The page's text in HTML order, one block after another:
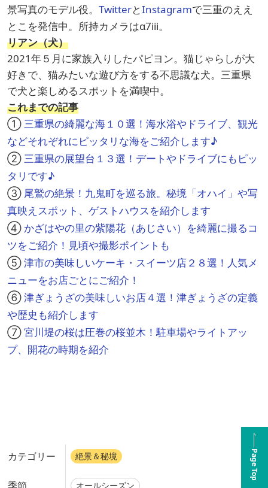
景写真のモデル役。 TwitterとInstagramで三重のええ
とこを発信中。所持カメラはα7iii。
リアン（犬）
2021年５月に家族入りしたパピヨン。猫じゃらしが大
好きで、猫みたいな遊び方をする不思議な犬。三重県
で犬と楽しめるスポットを満喫中。
これまでの記事
①三重県の綺麗な海１０選！海水浴やドライブ、観光
などそれぞれにピッタリな海をご紹介します♪
②三重県の展望台１３選！デートやドライブにもピッ
タリです♪
③ 尾鷲の絶景！九鬼町を巡る旅。秘境「オハイ」や写
真映えスポット、ゲストハウスを紹介します
④ かざはやの里の紫陽花（あじさい）を綺麗に撮るコ
ツをご紹介！見頃や撮影ポイントも
⑤津市の美味しいケーキ・スイーツ店２８選！人気メ
ニューをお店ごとにご紹介！
⑥津ぎょうざの美味しいお店４選！津ぎょうざの定義
や歴史も紹介します
⑦宮川堤の桜は圧巻の桜並木！駐車場やライトアッ
プ、開花の時期を紹介
カテゴリー 絶景＆秘境
オールシーズン
Page Top